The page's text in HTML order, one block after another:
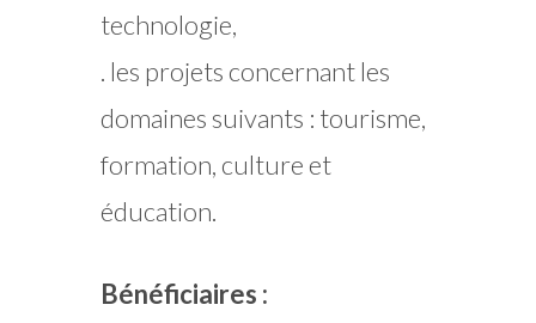
technologie,
. les projets concernant les
domaines suivants : tourisme,
formation, culture et
éducation.
Bénéficiaires :